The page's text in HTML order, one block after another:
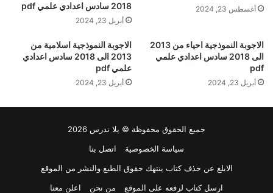
أغسطس 23, 2024
2018 سادس اعدادي علمي pdf
أبريل 23, 2024
الاجوبة النموذجية احياء من 2013
الى 2018 سادس اعدادي علمي
pdf
أبريل 23, 2024
الاجوبة النموذجية اسلامية من
2013 الى 2018 سادس اعدادي
علمي pdf
أبريل 23, 2024
جميع الحقوق محفوظة © يلا ندرس 2026
سياسة الخصوصية
اتصل بنا
الابلغ عن حذف كتاب ينتهك حقوق الطبع والنشر من الموقع
ارسل كتاب لرفعه على الموقع
من نحن اعلن معنا